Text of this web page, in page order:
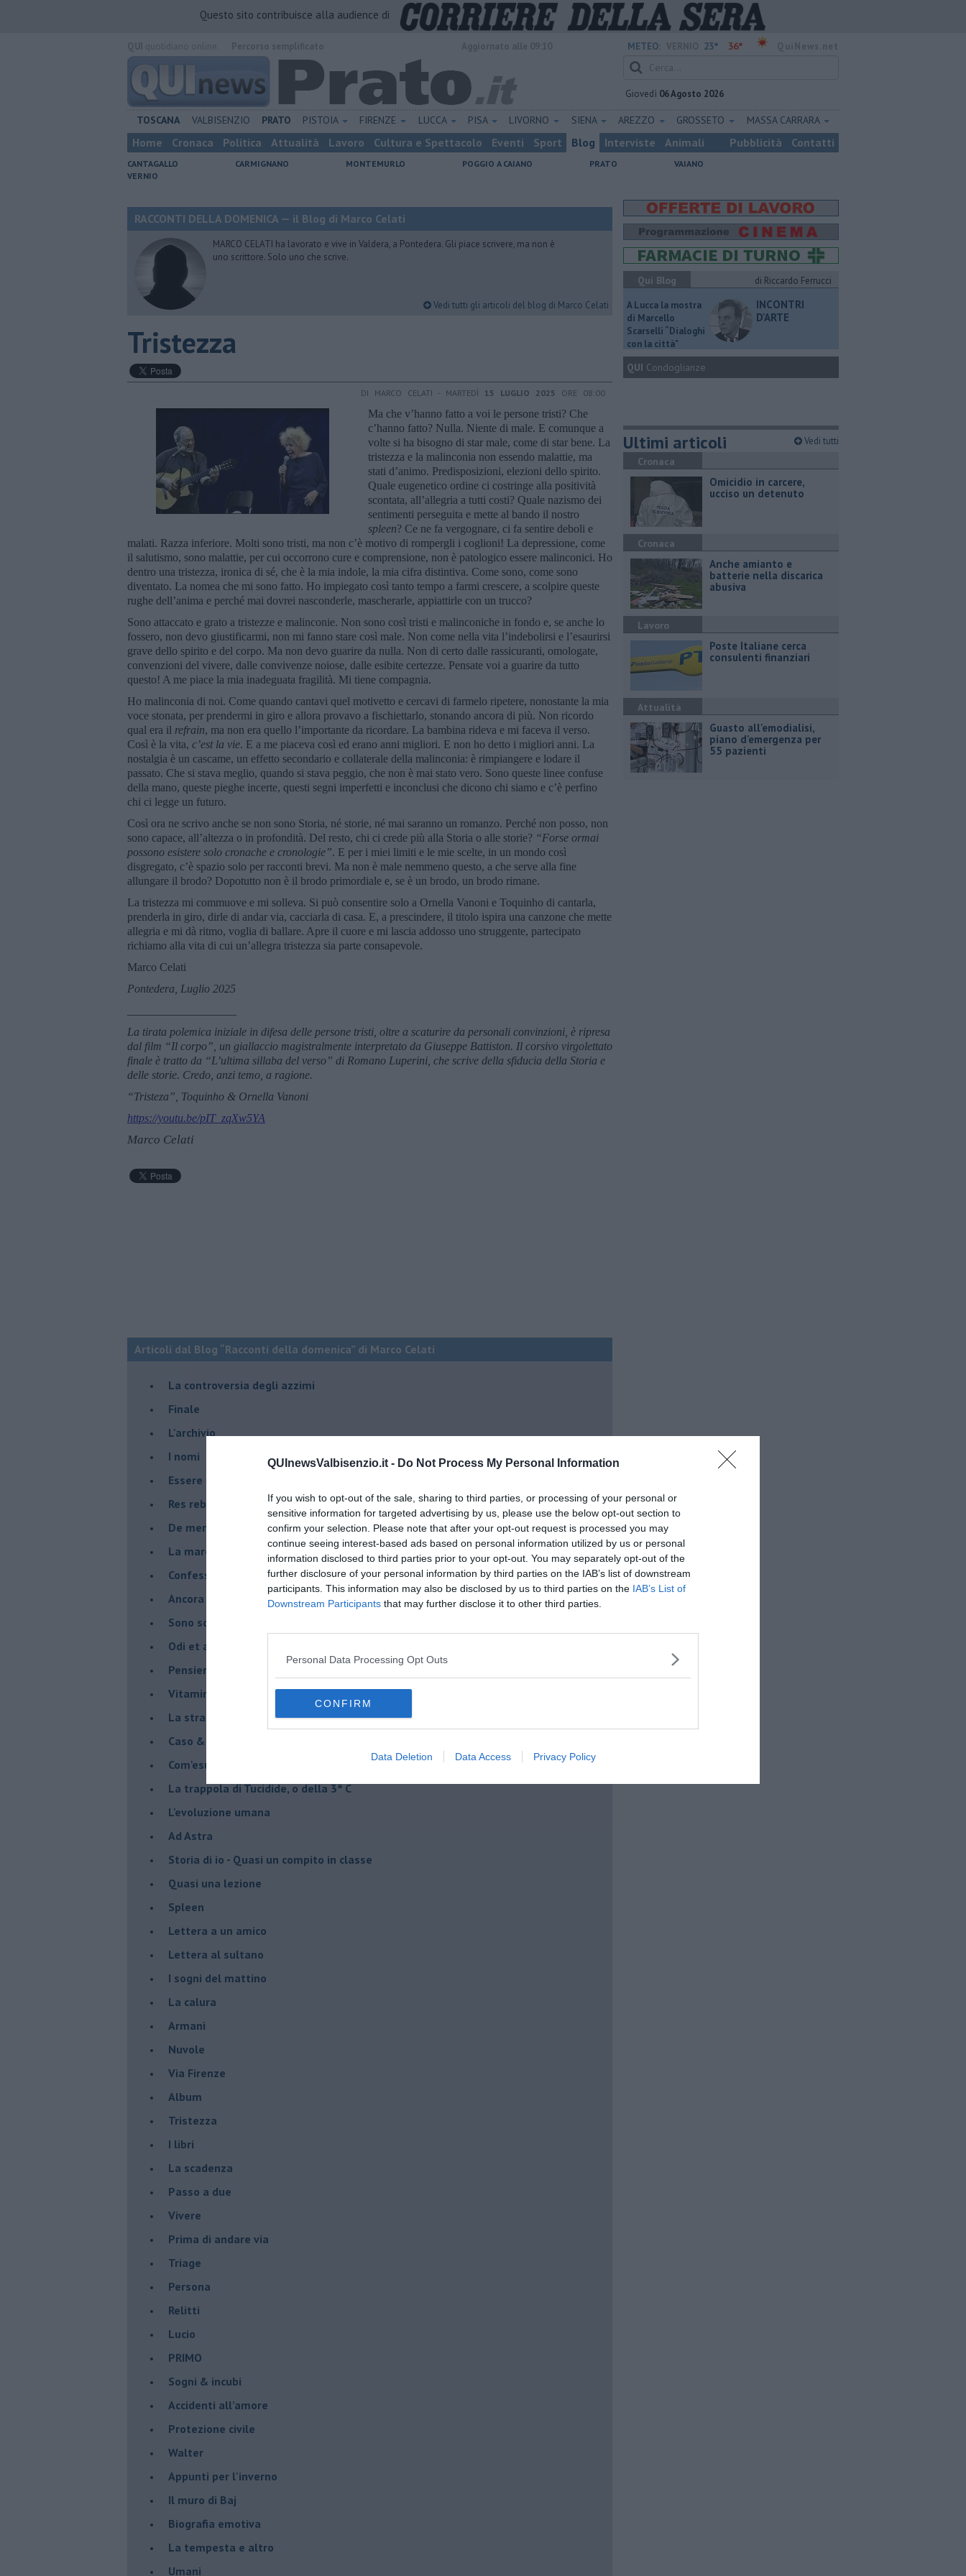
QUInewsValbisenzio.it - Do Not Process My Personal Information
If you wish to opt-out of the sale, sharing to third parties, or processing of your personal or
sensitive information for targeted advertising by us, please use the below opt-out section to
confirm your selection. Please note that after your opt-out request is processed you may
continue seeing interest-based ads based on personal information utilized by us or personal
information disclosed to third parties prior to your opt-out. You may separately opt-out of the
further disclosure of your personal information by third parties on the IAB’s list of downstream
participants. This information may also be disclosed by us to third parties on the IAB’s List of
Downstream Participants that may further disclose it to other third parties.
Personal Data Processing Opt Outs
CONFIRM
Data Deletion Data Access Privacy Policy
Questo sito contribuisce alla audience di
METEO: 23° 36°
Giovedì 06 Agosto 2026
TOSCANA VALBISENZIO PRATO PISTOIA FIRENZE LUCCA PISA LIVORNO SIENA AREZZO GROSSETO MASSA CARRARA
Home Cronaca Politica Attualità Lavoro Cultura e Spettacolo Eventi Sport Blog Interviste Animali Pubblicità Contatti
CANTAGALLO CARMIGNANO MONTEMURLO POGGIO A CAIANO PRATO
VAIANO
VERNIO
RACCONTI DELLA DOMENICA — il Blog di Marco Celati
MARCO CELATI ha lavorato e vive in Valdera, a Pontedera. Gli piace scrivere, ma non è
uno scrittore. Solo uno che scrive.
Vedi tutti gli articoli del blog di Marco Celati
Tristezza
DI MARCO CELATI - MARTEDÌ 15 LUGLIO 2025 ORE 08:00
Ma che v’hanno fatto a voi le persone tristi? Che
c’hanno fatto? Nulla. Niente di male. E comunque a
volte si ha bisogno di star male, come di star bene. La
tristezza e la malinconia non essendo malattie, ma
stati d’animo. Predisposizioni, elezioni dello spirito.
Quale eugenetico ordine ci costringe alla positività
scontata, all’allegria a tutti costi? Quale nazismo dei
sentimenti perseguita e mette al bando il nostro
spleen? Ce ne fa vergognare, ci fa sentire deboli e
malati. Razza inferiore. Molti sono tristi, ma non c’è motivo di rompergli i coglioni! La depressione, come
il salutismo, sono malattie, per cui occorrono cure e comprensione, non è patologico essere malinconici. Ho
dentro una tristezza, ironica di sé, che è la mia indole, la mia cifra distintiva. Come sono, come sono
diventato. La nomea che mi sono fatto. Ho impiegato così tanto tempo a farmi crescere, a scolpire queste
rughe dell’anima e perché mai dovrei nasconderle, mascherarle, appiattirle con un trucco?
Sono attaccato e grato a tristezze e malinconie. Non sono così tristi e malinconiche in fondo e, se anche lo
fossero, non devo giustificarmi, non mi fanno stare così male. Non come nella vita l’indebolirsi e l’esaurirsi
grave dello spirito e del corpo. Ma non devo guarire da nulla. Non di certo dalle rassicuranti, omologate,
convenzioni del vivere, dalle convivenze noiose, dalle esibite certezze. Pensate voi a guarire da tutto
questo! A me piace la mia inadeguata fragilità. Mi tiene compagnia.
Ho malinconia di noi. Come quando cantavi quel motivetto e cercavi di farmelo ripetere, nonostante la mia
voce stonata, per prendermi in giro e allora provavo a fischiettarlo, stonando ancora di più. Non ricordo
qual era il refrain, ma non era quello l’importante da ricordare. La bambina rideva e mi faceva il verso.
Così è la vita, c’est la vie. E a me piaceva così ed erano anni migliori. E non ho detto i migliori anni. La
nostalgia è un cascame, un effetto secondario e collaterale della malinconia: è rimpiangere e lodare il
passato. Che si stava meglio, quando si stava peggio, che non è mai stato vero. Sono queste linee confuse
della mano, queste pieghe incerte, questi segni imperfetti e inconclusi che dicono chi siamo e c’è perfino
chi ci legge un futuro.
Così ora ne scrivo anche se non sono Storia, né storie, né mai saranno un romanzo. Perché non posso, non
sono capace, all’altezza o in profondità. Del resto, chi ci crede più alla Storia o alle storie? “Forse ormai
possono esistere solo cronache e cronologie”. E per i miei limiti e le mie scelte, in un mondo così
disgregato, c’è spazio solo per racconti brevi. Ma non è male nemmeno questo, a che serve alla fine
allungare il brodo? Dopotutto non è il brodo primordiale e, se è un brodo, un brodo rimane.
La tristezza mi commuove e mi solleva. Si può consentire solo a Ornella Vanoni e Toquinho di cantarla,
prenderla in giro, dirle di andar via, cacciarla di casa. E, a prescindere, il titolo ispira una canzone che mette
allegria e mi dà ritmo, voglia di ballare. Apre il cuore e mi lascia addosso uno struggente, partecipato
richiamo alla vita di cui un’allegra tristezza sia parte consapevole.
Marco Celati
Pontedera, Luglio 2025
La tirata polemica iniziale in difesa delle persone tristi, oltre a scaturire da personali convinzioni, è ripresa
dal film “Il corpo”, un giallaccio magistralmente interpretato da Giuseppe Battiston. Il corsivo virgolettato
finale è tratto da “L’ultima sillaba del verso” di Romano Luperini, che scrive della sfiducia della Storia e
delle storie. Credo, anzi temo, a ragione.
“Tristeza”, Toquinho & Ornella Vanoni
https://youtu.be/pIT_zqXw5YA
Marco Celati
Articoli dal Blog “Racconti della domenica” di Marco Celati
La controversia degli azzimi
Finale
L'archivio
I nomi
Essere
Res rebus
De mente
La marcia
Confessioni del pappagallo
Ancora pensieri & disordine
Sono solo parole
Odi et amo
Pensieri in disordine sparso
Vitamina D
La strada
Caso & cambiamento
Com'esuli pensieri
La trappola di Tucidide, o della 3ª C
L'evoluzione umana
Ad Astra
Storia di io - Quasi un compito in classe
Quasi una lezione
Spleen
Lettera a un amico
Lettera al sultano
I sogni del mattino
La calura
Armani
Nuvole
Via Firenze
Album
Tristezza
I libri
La scadenza
Passo a due
Vivere
Prima di andare via
Triage
Persona
Relitti
Lucio
PRIMO
Sogni & incubi
Accidenti all’amore
Protezione civile
Walter
Appunti per l'inverno
Il muro di Baj
Biografia emotiva
La tempesta e altro
Umani
Qui Blog
di Riccardo Ferrucci
A Lucca la mostra
di Marcello
Scarselli “Dialoghi
con la città"
INCONTRI
D'ARTE
QUI Condoglianze
Ultimi articoli Vedi tutti
Cronaca
Omicidio in carcere,
ucciso un detenuto
Cronaca
Anche amianto e
batterie nella discarica
abusiva
Lavoro
Poste Italiane cerca
consulenti finanziari
Attualità
Guasto all'emodialisi,
piano d'emergenza per
55 pazienti